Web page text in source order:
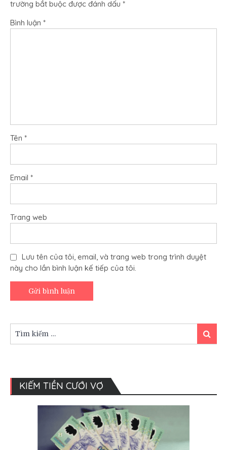
trường bắt buộc được đánh dấu *
Bình luận *
Tên *
Email *
Trang web
Lưu tên của tôi, email, và trang web trong trình duyệt
này cho lần bình luận kế tiếp của tôi.
kiếm:
Tìm
kiếm
KIẾM TIỀN CƯỚI VỢ